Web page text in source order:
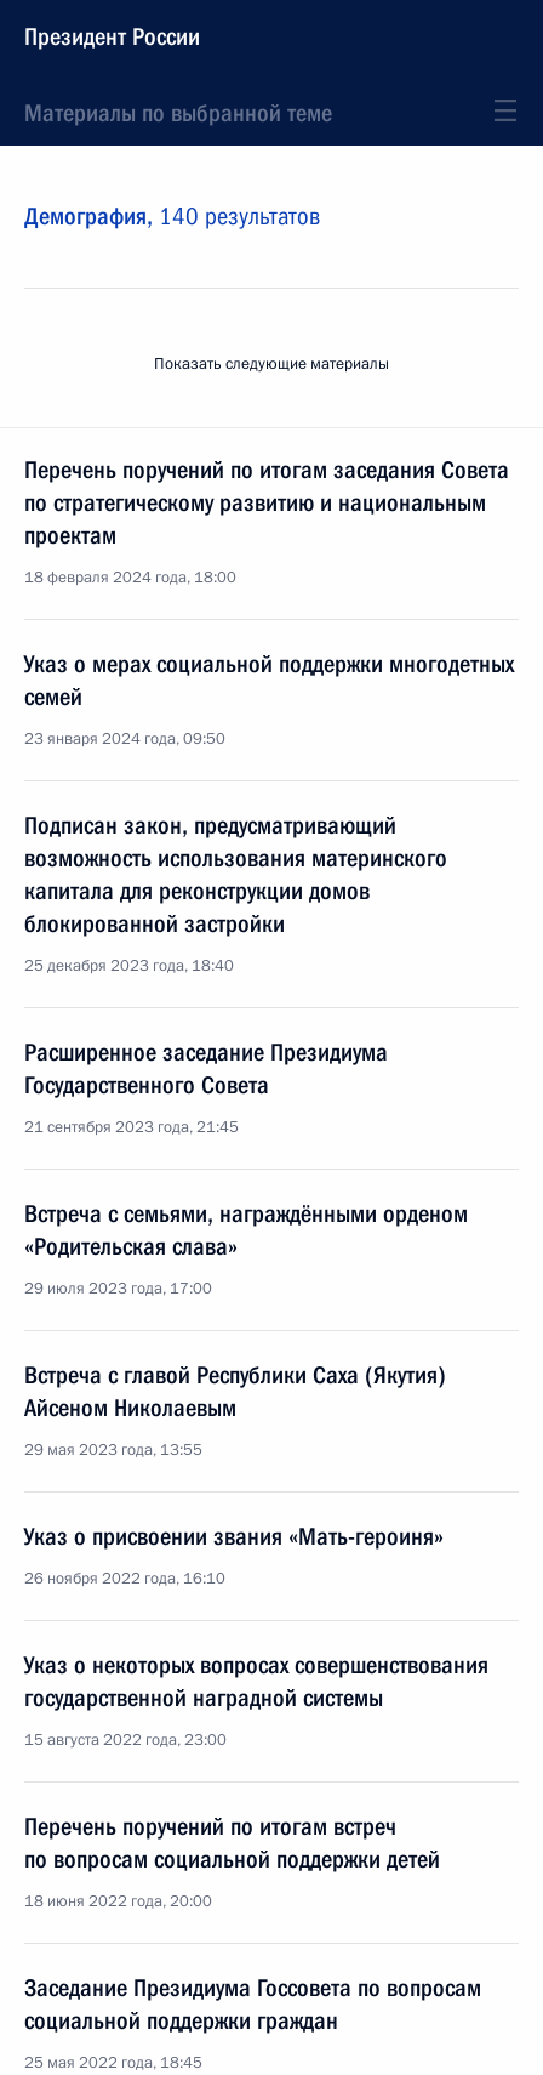
Президент России
Материалы по выбранной теме
Демография, 140 результатов
Показать следующие материалы
Перечень поручений по итогам заседания Совета
по стратегическому развитию и национальным
проектам
18 февраля 2024 года, 18:00
Указ о мерах социальной поддержки многодетных
семей
23 января 2024 года, 09:50
Подписан закон, предусматривающий
возможность использования материнского
капитала для реконструкции домов
блокированной застройки
25 декабря 2023 года, 18:40
Расширенное заседание Президиума
Государственного Совета
21 сентября 2023 года, 21:45
Встреча с семьями, награждёнными орденом
«Родительская слава»
29 июля 2023 года, 17:00
Встреча с главой Республики Саха (Якутия)
Айсеном Николаевым
29 мая 2023 года, 13:55
Указ о присвоении звания «Мать-героиня»
26 ноября 2022 года, 16:10
Указ о некоторых вопросах совершенствования
государственной наградной системы
15 августа 2022 года, 23:00
Перечень поручений по итогам встреч
по вопросам социальной поддержки детей
18 июня 2022 года, 20:00
Заседание Президиума Госсовета по вопросам
социальной поддержки граждан
25 мая 2022 года, 18:45